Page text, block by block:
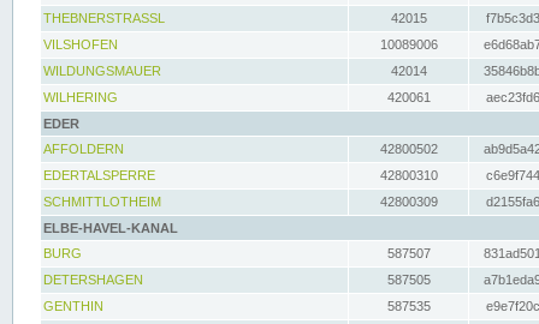
THEBNERSTRASSL
42015
VILSHOFEN
10089006
WILDUNGSMAUER
42014
WILHERING
420061
EDER
AFFOLDERN
42800502
EDERTALSPERRE
42800310
SCHMITTLOTHEIM
42800309
ELBE-HAVEL-KANAL
BURG
587507
DETERSHAGEN
587505
GENTHIN
587535